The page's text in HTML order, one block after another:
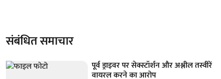
संबंधित समाचार
पूर्व ड्राइवर पर सेक्स्टॉर्शन और अश्लील तस्वीरें
वायरल करने का आरोप